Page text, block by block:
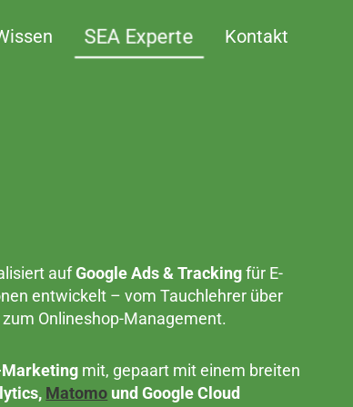
SEA Experte Kontakt
aufGoogle Ads & Trackingfür E-
entwickelt – vom Tauchlehrer über
Onlineshop-Management.
mit, gepaart mit einem breiten
Matomo und Google Cloud